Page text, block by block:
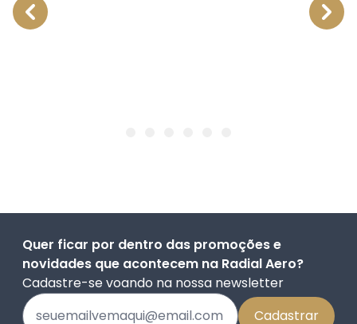
Quer ficar por dentro das promoções e
novidades que acontecem na Radial Aero?
Cadastre-se voando na nossa newsletter